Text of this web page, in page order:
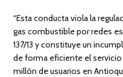
“Esta conducta viola la
gas combustible por redes
137/13 y constituye un
de forma eficiente el
millón de usuarios en